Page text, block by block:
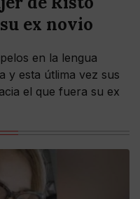
ex novio
en la lengua
y esta útlima vez sus
el que fuera su ex